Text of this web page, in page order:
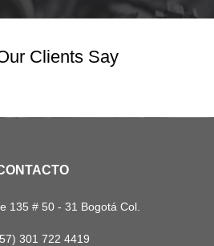
Clients Say
135 # 50 - 31 Bogotá Col.
301 722 4419